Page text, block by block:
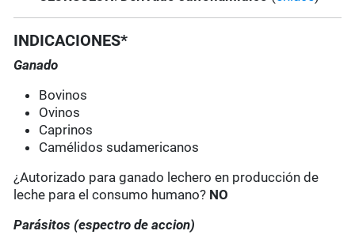
INDICACIONES*
Ganado
Bovinos
Ovinos
Caprinos
Camélidos sudamericanos
¿Autorizado para ganado lechero en producción de
leche para el consumo humano? NO
Parásitos (espectro de accion)